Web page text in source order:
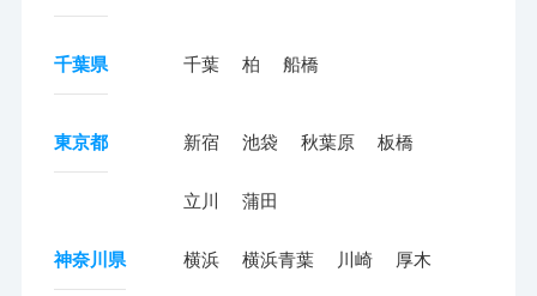
千葉県 千葉 柏 船橋
東京都 新宿 池袋 秋葉原 板橋
立川 蒲田
神奈川県 横浜 横浜青葉 川崎 厚木